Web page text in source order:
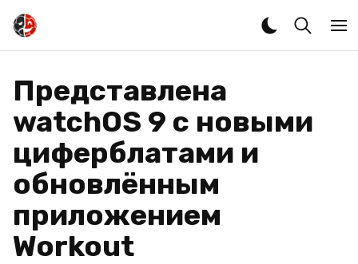
Представлена
watchOS 9 с новыми
циферблатами и
обновлённым
приложением
Workout